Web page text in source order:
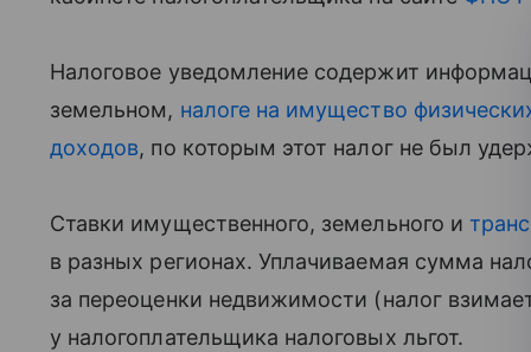
Налоговое уведомление содержит
земельном, налоге на имущество
доходов, по которым этот налог не был
Ставки имущественного, земельного и
в разных регионах. Уплачиваемая сумма
за переоценки недвижимости (налог
у налогоплательщика налоговых льгот.